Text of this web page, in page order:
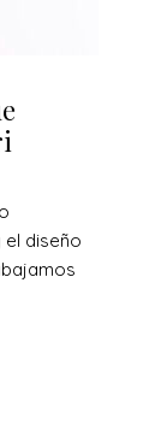
diseño